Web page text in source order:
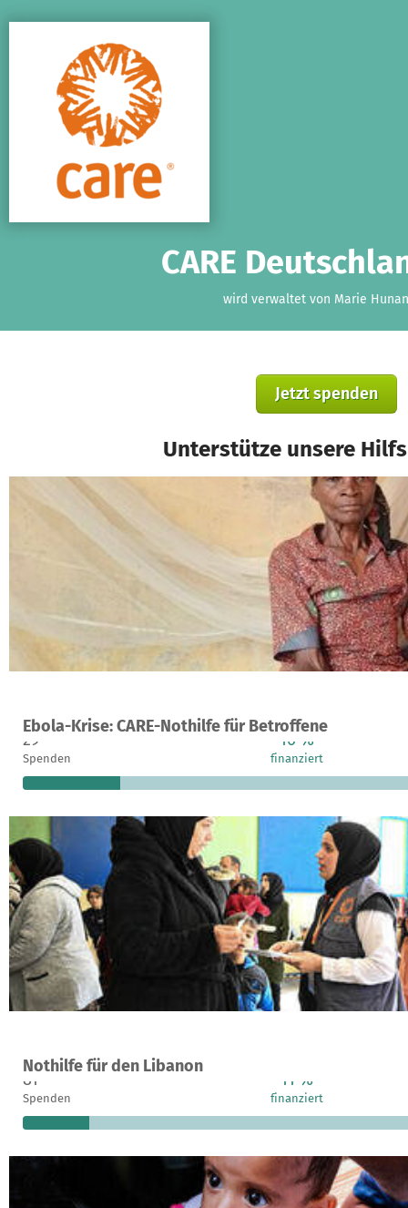
CARE
wird verwaltet von Marie
Jetzt spenden
Unterstütze unsere
Ebola-Krise: CARE-Nothilfe für Betroffene
Ein Projekt in Demokratische Republik Kongo
29
Spenden
16 %
finanziert
Nothilfe für den Libanon
Ein Projekt in beirut, Libanon
81
Spenden
11 %
finanziert